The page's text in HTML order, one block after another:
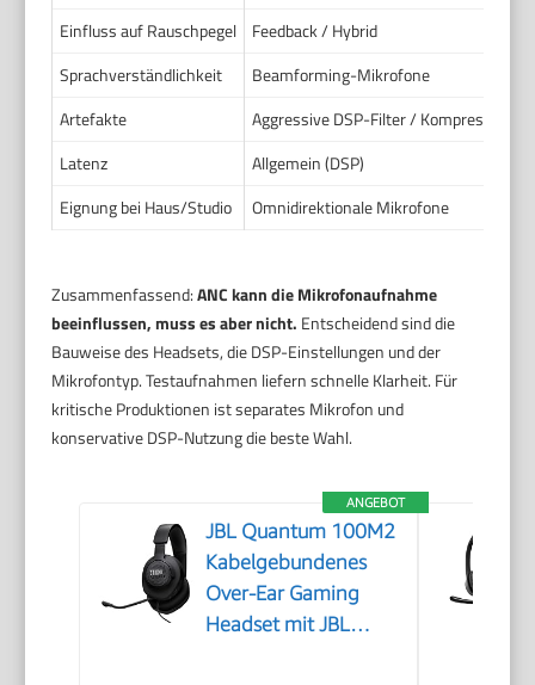
Einfluss auf Rauschpegel
Feedback / Hybrid
Sprachverständlichkeit
Beamforming-Mikrofone
Artefakte
Aggressive DSP-Filter / Kompression
Latenz
Allgemein (DSP)
Eignung bei Haus/Studio
Omnidirektionale Mikrofone
Zusammenfassend:ANC kann die Mikrofonaufnahme
beeinflussen, muss es aber nicht. Entscheidend sind die
Bauweise des Headsets, die DSP-Einstellungen und der
Mikrofontyp. Testaufnahmen liefern schnelle Klarheit. Für
kritische Produktionen ist separates Mikrofon und
konservative DSP-Nutzung die beste Wahl.
ANGEBOT
JBL Quantum 100M2
Kabelgebundenes
Over-Ear Gaming
Headset mit JBL